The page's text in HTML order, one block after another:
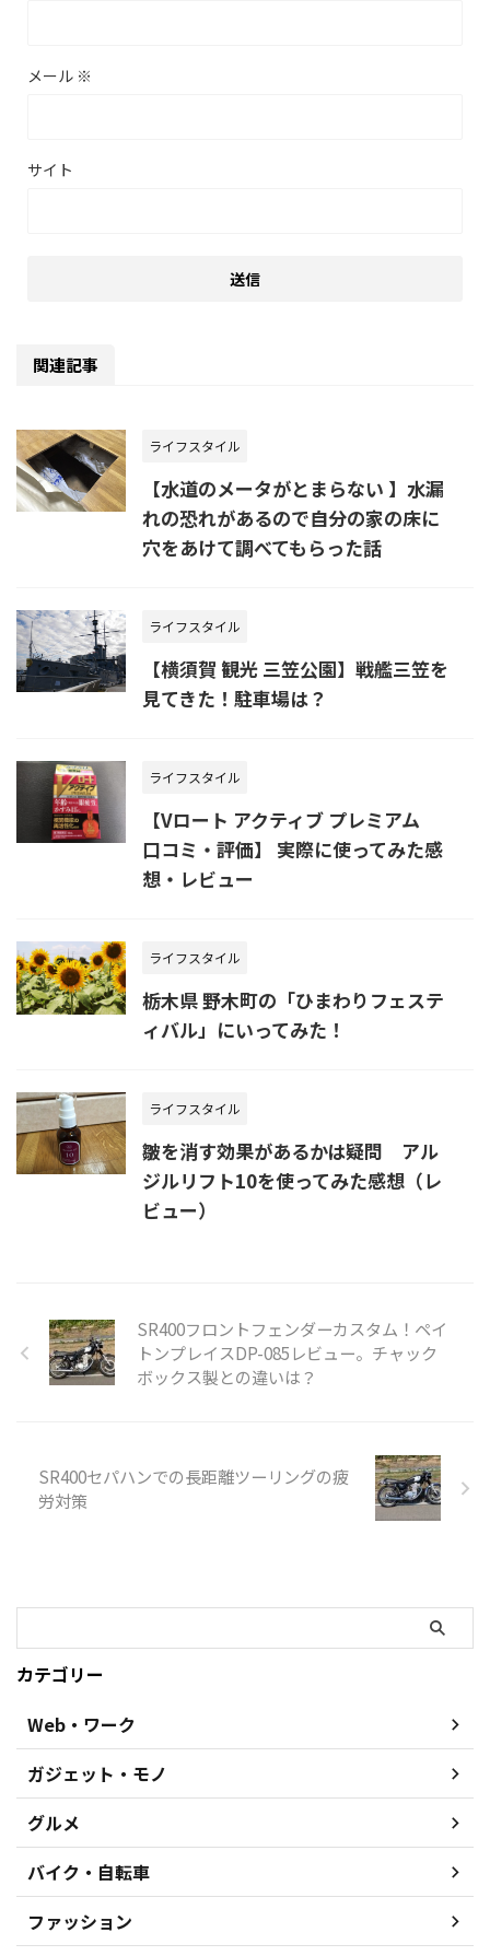
メール ※
サイト
関連記事
ライフスタイル
【水道のメータがとまらない 】水漏
れの恐れがあるので自分の家の床に
穴をあけて調べてもらった話
ライフスタイル
【横須賀 観光 三笠公園】戦艦三笠を
見てきた！駐車場は？
ライフスタイル
【Vロート アクティブ プレミアム
口コミ・評価】 実際に使ってみた感
想・レビュー
ライフスタイル
栃木県 野木町の「ひまわりフェステ
ィバル」にいってみた！
ライフスタイル
皺を消す効果があるかは疑問 アル
ジルリフト10を使ってみた感想（レ
ビュー）
SR400フロントフェンダーカスタム！ペイ
トンプレイスDP-085レビュー。チャック
ボックス製との違いは？
SR400セパハンでの長距離ツーリングの疲
労対策
カテゴリー
Web・ワーク
ガジェット・モノ
グルメ
バイク・自転車
ファッション